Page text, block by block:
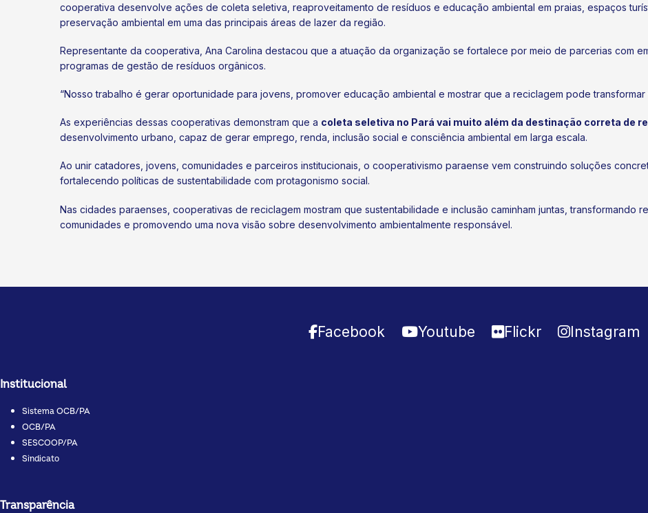
cooperativa desenvolve ações de coleta seletiva, reaproveitamento de resíduos e educação ambiental em praias, espaços
preservação ambiental em uma das principais áreas de lazer da região.
Representante da cooperativa, Ana Carolina destacou que a atuação da organização se fortalece por meio de parcerias com
programas de gestão de resíduos orgânicos.
“Nosso trabalho é gerar oportunidade para jovens, promover educação ambiental e mostrar que a reciclagem pode transformar
As experiências dessas cooperativas demonstram que a coleta seletiva no Pará vai muito além da destinação correta de
desenvolvimento urbano, capaz de gerar emprego, renda, inclusão social e consciência ambiental em larga escala.
Ao unir catadores, jovens, comunidades e parceiros institucionais, o cooperativismo paraense vem construindo soluções
fortalecendo políticas de sustentabilidade com protagonismo social.
Nas cidades paraenses, cooperativas de reciclagem mostram que sustentabilidade e inclusão caminham juntas, transformando
comunidades e promovendo uma nova visão sobre desenvolvimento ambientalmente responsável.
Facebook Youtube Flickr Instagram
Institucional
Sistema OCB/PA
OCB/PA
SESCOOP/PA
Sindicato
Transparência